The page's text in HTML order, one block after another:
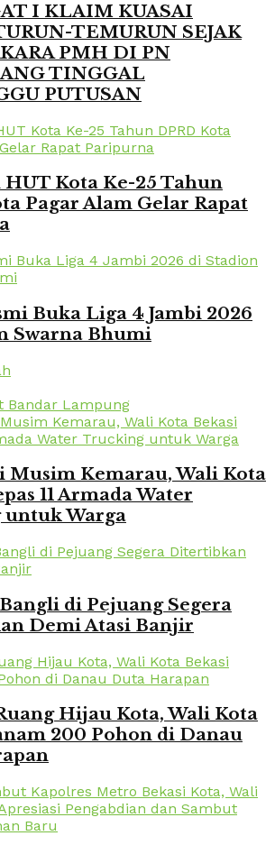
I KLAIM KUASAI
TEMURUN SEJAK
PMH DI PN
TINGGAL
PUTUSAN
Kota Ke-25 Tahun
Pagar Alam Gelar Rapat
Buka Liga 4 Jambi 2026
Swarna Bhumi
Bandar Lampung
Musim Kemarau, Wali Kota
11 Armada Water
Warga
di Pejuang Segera
Demi Atasi Banjir
Hijau Kota, Wali Kota
200 Pohon di Danau